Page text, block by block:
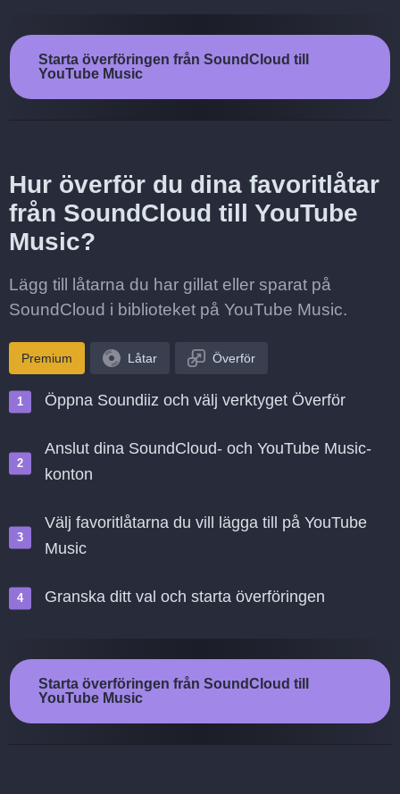
Starta överföringen från SoundCloud till
YouTube Music
Hur överför du dina favoritlåtar
från SoundCloud till YouTube
Music?
Lägg till låtarna du har gillat eller sparat på
SoundCloud i biblioteket på YouTube Music.
Premium Låtar Överför
Öppna Soundiiz och välj verktyget Överför
Anslut dina SoundCloud- och YouTube Music-
konton
Välj favoritlåtarna du vill lägga till på YouTube
Music
Granska ditt val och starta överföringen
Starta överföringen från SoundCloud till
YouTube Music